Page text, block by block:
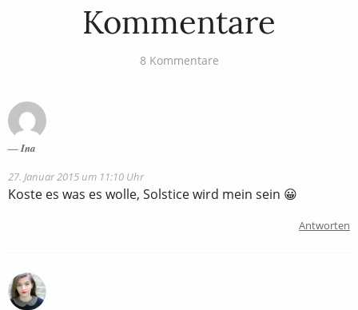
Kommentare
8 Kommentare
Ina
27. Januar 2015 um 11:10 Uhr
Koste es was es wolle, Solstice wird mein sein 😀
Antworten